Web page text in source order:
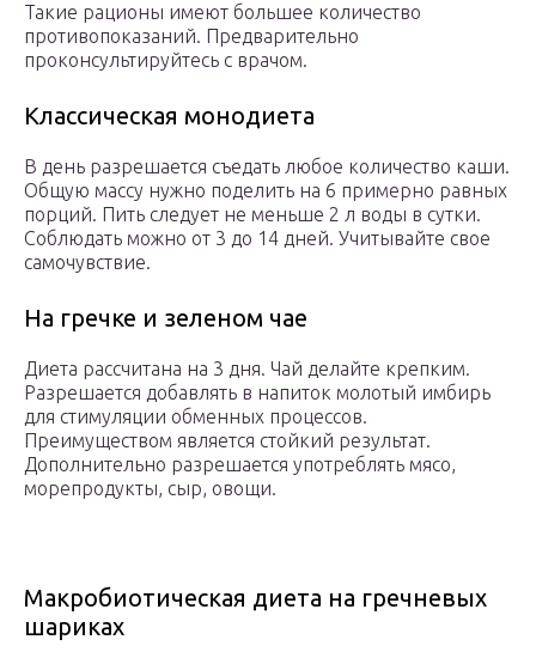
Такие рационы имеют большее количество
противопоказаний. Предварительно
проконсультируйтесь с врачом.
Классическая монодиета
В день разрешается съедать любое количество каши.
Общую массу нужно поделить на 6 примерно равных
порций. Пить следует не меньше 2 л воды в сутки.
Соблюдать можно от 3 до 14 дней. Учитывайте свое
самочувствие.
На гречке и зеленом чае
Диета рассчитана на 3 дня. Чай делайте крепким.
Разрешается добавлять в напиток молотый имбирь
для стимуляции обменных процессов.
Преимуществом является стойкий результат.
Дополнительно разрешается употреблять мясо,
морепродукты, сыр, овощи.
Макробиотическая диета на гречневых
шариках